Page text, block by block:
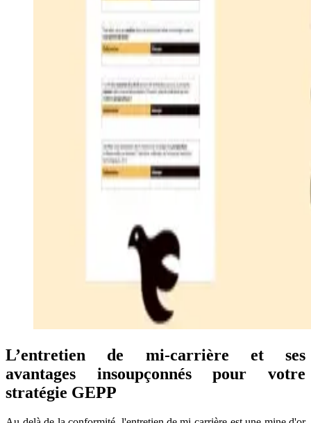
L’entretien de mi-carrière et ses
avantages insoupçonnés pour votre
stratégie GEPP